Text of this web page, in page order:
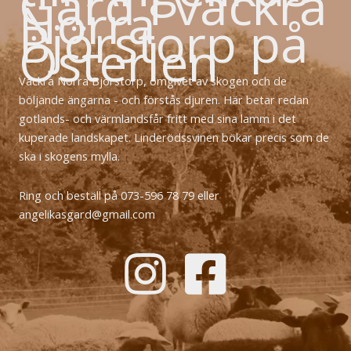
Norra
Björstorp på
Österlen
Vackra Norra Björstorp, omgivet av skogen och de
böljande ängarna - och förstås djuren. Här betar redan
gotlands- och värmlandsfår fritt med sina lamm i det
kuperade landskapet. Linderödssvinen bökar precis som de
ska i skogens mylla.
Ring och beställ på 073-596 78 79 eller
angelikasgard@gmail.com